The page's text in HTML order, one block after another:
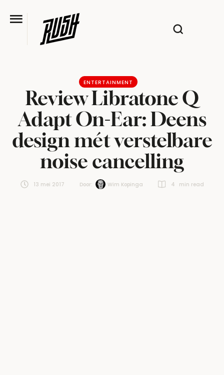
ENTERTAINMENT
Review Libratone Q
Adapt On-Ear: Deens
design mét verstelbare
noise cancelling
13 mei 2017 Door: Wim Kopinga 4 min read